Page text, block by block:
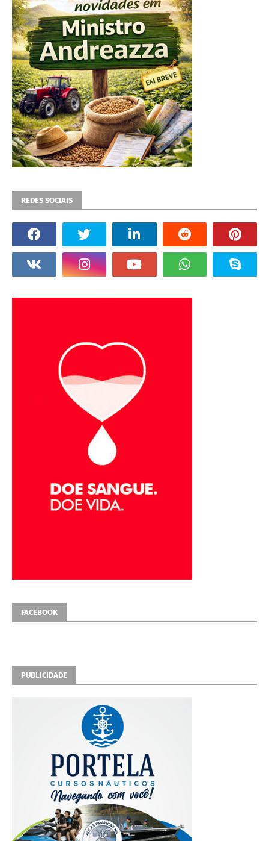
REDES SOCIAIS
FACEBOOK
PUBLICIDADE